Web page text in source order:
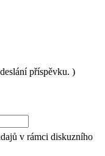
příspěvku. )
v rámci diskuzního